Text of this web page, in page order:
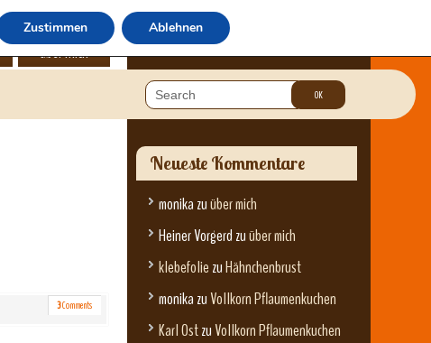
über mich
3Comments
Neueste Kommentare
monika zuüber mich
Heiner Vorgerd zuüber mich
klebefolie zuHähnchenbrust
monika zuVollkorn Pflaumenkuchen
Karl OstzuVollkorn Pflaumenkuchen
Zustimmen Ablehnen